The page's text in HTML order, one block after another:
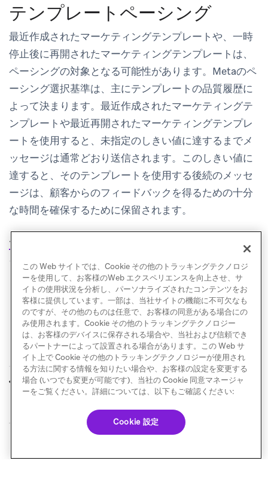
テンプレートペーシング
最近作成されたマーケティングテンプレートや、一時
停止後に再開されたマーケティングテンプレートは、
ペーシングの対象となる可能性があります。Metaのペ
ーシング選択基準は、主にテンプレートの品質履歴に
よって決まります。最近作成されたマーケティングテ
ンプレートや最近再開されたマーケティングテンプレ
ートを使用すると、未指定のしきい値に達するまでメ
ッセージは通常どおり送信されます。このしきい値に
達すると、そのテンプレートを使用する後続のメッセ
ージは、顧客からのフィードバックを得るための十分
な時間を確保するために保留されます。
テンプレートペーシング
について詳しくはMetaのド
キュメントをご覧ください。
前へ メッセージ処理 次へ
オプトインとオプト
アウト
© Braze. All Rights Reserved Privacy Policy
この Web サイトでは、Cookie その他のトラッキングテクノロジ
ーを使用して、お客様のWeb エクスペリエンスを向上させ、サ
イトの使用状況を分析し、パーソナライズされたコンテンツをお
客様に提供しています。一部は、当社サイトの機能に不可欠なも
のですが、その他のものは任意で、お客様の同意がある場合にの
み使用されます。Cookie その他のトラッキングテクノロジー
は、お客様のデバイスに保存される場合や、当社および信頼でき
るパートナーによって設置される場合があります。この Web サ
イト上で Cookie その他のトラッキングテクノロジーが使用され
る方法に関する情報を知りたい場合や、お客様の設定を変更する
場合 (いつでも変更が可能です)、当社の Cookie 同意マネージャ
ーをご覧ください。詳細については、以下もご確認ください:
Cookie 設定